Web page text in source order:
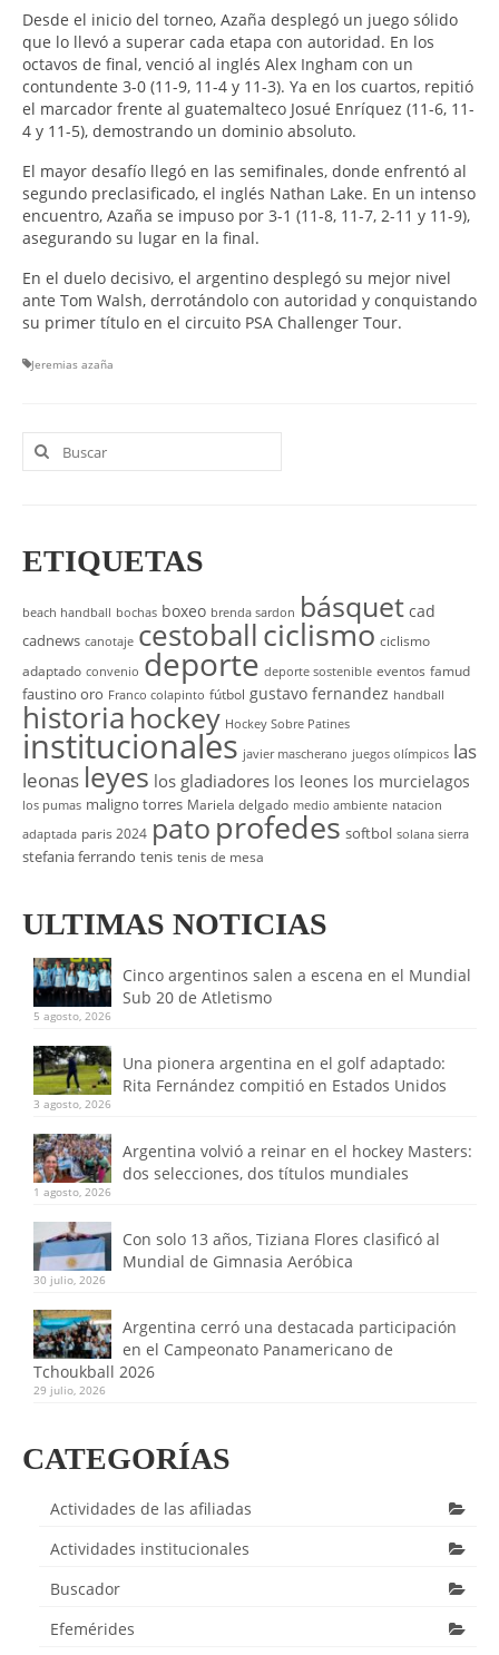
Desde el inicio del torneo, Azaña desplegó un juego sólido
que lo llevó a superar cada etapa con autoridad. En los
octavos de final, venció al inglés Alex Ingham con un
contundente 3-0 (11-9, 11-4 y 11-3). Ya en los cuartos, repitió
el marcador frente al guatemalteco Josué Enríquez (11-6, 11-
4 y 11-5), demostrando un dominio absoluto.
El mayor desafío llegó en las semifinales, donde enfrentó al
segundo preclasificado, el inglés Nathan Lake. En un intenso
encuentro, Azaña se impuso por 3-1 (11-8, 11-7, 2-11 y 11-9),
asegurando su lugar en la final.
En el duelo decisivo, el argentino desplegó su mejor nivel
ante Tom Walsh, derrotándolo con autoridad y conquistando
su primer título en el circuito PSA Challenger Tour.
Jeremias azaña
Buscar
por:
ETIQUETAS
beach handball bochas boxeo brenda sardon básquet cad
cadnews canotaje cestoballciclismo ciclismo
adaptado convenio deporte deporte sostenible eventos famud
faustino oro Franco colapinto fútbol gustavo fernandez handball
historia hockey Hockey Sobre Patines
institucionales javier mascherano juegos olímpicos las
leonas leyes los gladiadores los leones los murcielagos
los pumas maligno torres Mariela delgado medio ambiente natacion
adaptada paris 2024 pato profedes softbol solana sierra
stefania ferrando tenis tenis de mesa
ULTIMAS NOTICIAS
Cinco argentinos salen a escena en el Mundial
Sub 20 de Atletismo
5 agosto, 2026
Una pionera argentina en el golf adaptado:
Rita Fernández compitió en Estados Unidos
3 agosto, 2026
Argentina volvió a reinar en el hockey Masters:
dos selecciones, dos títulos mundiales
1 agosto, 2026
Con solo 13 años, Tiziana Flores clasificó al
Mundial de Gimnasia Aeróbica
30 julio, 2026
Argentina cerró una destacada participación
en el Campeonato Panamericano de
Tchoukball 2026
29 julio, 2026
CATEGORÍAS
Actividades de las afiliadas
Actividades institucionales
Buscador
Efemérides